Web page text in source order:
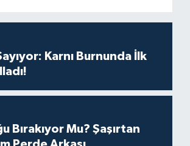
Karnı Burnunda İlk
Bırakıyor Mu? Şaşırtan